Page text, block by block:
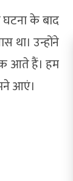
घटना के बाद
था। उन्होंने
आते हैं। हम
आएं।